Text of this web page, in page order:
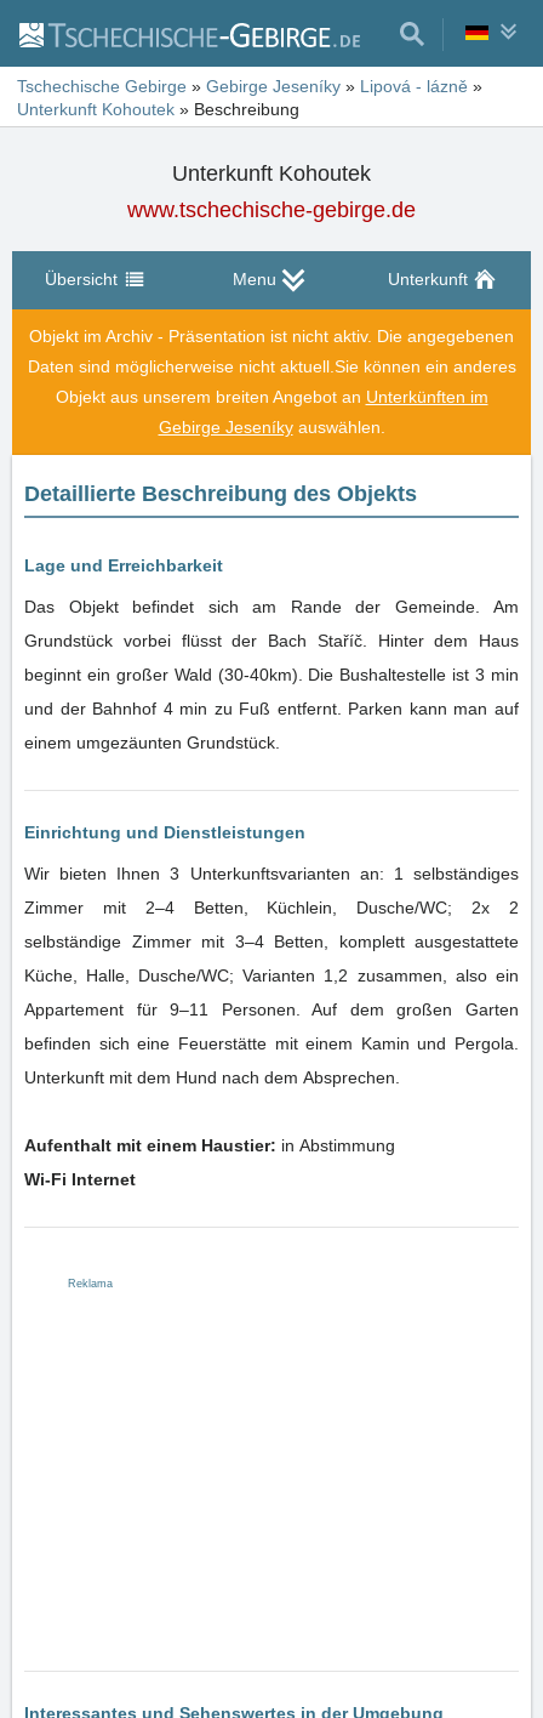
Tschechische Gebirge » Gebirge Jeseníky » Lipová - lázně »
Unterkunft Kohoutek » Beschreibung
Unterkunft Kohoutek
www.tschechische-gebirge.de
Übersicht Menu Unterkunft
Objekt im Archiv - Präsentation ist nicht aktiv. Die angegebenen
Daten sind möglicherweise nicht aktuell. Sie können ein anderes
Objekt aus unserem breiten Angebot an Unterkünften im
Gebirge Jeseníkyauswählen.
Detaillierte Beschreibung des Objekts
Lage und Erreichbarkeit
Das Objekt befindet sich am Rande der Gemeinde. Am
Grundstück vorbei flüsst der Bach Staříč. Hinter dem Haus
beginnt ein großer Wald (30-40km). Die Bushaltestelle ist 3 min
und der Bahnhof 4 min zu Fuß entfernt. Parken kann man auf
einem umgezäunten Grundstück.
Einrichtung und Dienstleistungen
Wir bieten Ihnen 3 Unterkunftsvarianten an: 1 selbständiges
Zimmer mit 2–4 Betten, Küchlein, Dusche/WC; 2x 2
selbständige Zimmer mit 3–4 Betten, komplett ausgestattete
Küche, Halle, Dusche/WC; Varianten 1,2 zusammen, also ein
Appartement für 9–11 Personen. Auf dem großen Garten
befinden sich eine Feuerstätte mit einem Kamin und Pergola.
Unterkunft mit dem Hund nach dem Absprechen.
Aufenthalt mit einem Haustier: in Abstimmung
Wi-Fi Internet
Interessantes und Sehenswertes in der Umgebung